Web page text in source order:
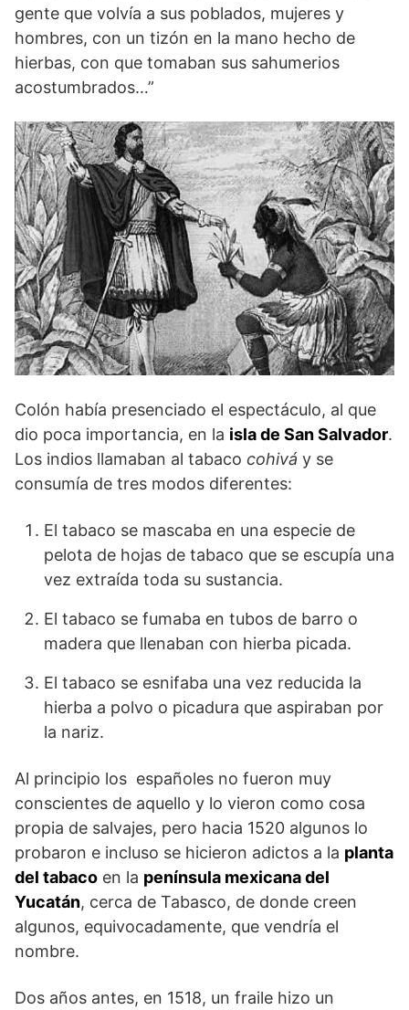
gente que volvía a sus poblados, mujeres y
hombres, con un tizón en la mano hecho de
hierbas, con que tomaban sus sahumerios
acostumbrados…”
Colón había presenciado el espectáculo, al que
dio poca importancia, en la isla de San Salvador.
Los indios llamaban al tabaco cohivá y se
consumía de tres modos diferentes:
El tabaco se mascaba en una especie de
pelota de hojas de tabaco que se escupía una
vez extraída toda su sustancia.
El tabaco se fumaba en tubos de barro o
madera que llenaban con hierba picada.
El tabaco se esnifaba una vez reducida la
hierba a polvo o picadura que aspiraban por
la nariz.
Al principio los españoles no fueron muy
conscientes de aquello y lo vieron como cosa
propia de salvajes, pero hacia 1520 algunos lo
probaron e incluso se hicieron adictos a la planta
del tabaco en la península mexicana del
Yucatán, cerca de Tabasco, de donde creen
algunos, equivocadamente, que vendría el
nombre.
Dos años antes, en 1518, un fraile hizo un